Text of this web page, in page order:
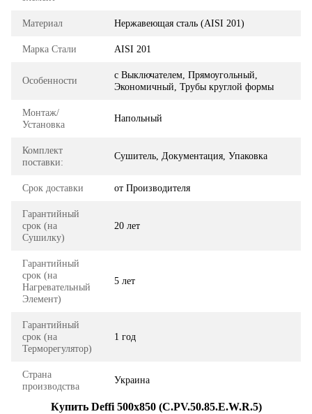
Материал Нержавеющая сталь (AISI 201)
Марка Стали AISI 201
Особенности
с Выключателем, Прямоугольный,
Экономичный, Трубы круглой формы
Монтаж/
Установка
Напольный
Комплект
поставки:
Сушитель, Документация, Упаковка
Срок доставки от Производителя
Гарантийный
срок (на
Сушилку)
20 лет
Гарантийный
срок (на
Нагревательный
Элемент)
5 лет
Гарантийный
срок (на
Терморегулятор)
1 год
Страна
производства
Украина
Купить Deffi 500x850 (C.PV.50.85.E.W.R.5)